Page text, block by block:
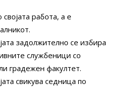
работа, а е
задолжително се избира
службеници со
градежен факултет.
свикува седница по